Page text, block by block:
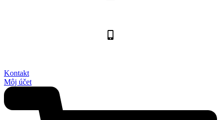
Kontakt
Môj účet